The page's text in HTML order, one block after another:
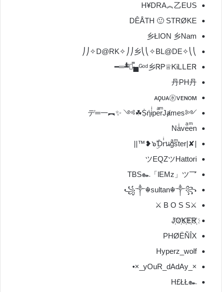
H¥DRA︽乙EUS
DÊÅTH 🙂 STRØKE
乡ŁION 乡Nam
⎝⎝✧D@RK✧⎠⎠乡⎝⎝✧BL@DE✧⎠⎠
ᴳᵒᵈ乡ᏒᏢ♕ᏦᎥᏞᏞᎬᏒ▄︻̷̿┻̿═━
丹PH丹
ᴀϙᴜᴀ㊌ᴠᴇɴᴏᴍ
༺ṨήiͥpeͣrͫJⱥmes☘༻ ✨︻デ═一
Naͥveͣeͫn
|✘|๖ۣۜƊrͥนgͣsͫter❥™||
ツEQZツHattori
TBS๛「lEMz」ツ乛
꧁༒☬sultan☬༒꧂
⚔B O S S ⚔
J҉O҉K҉E҉R҉
PHØËÑÎX
Hyperz_wolf
×_yOuR_dAdAy_×•
H£ŁŁ๛